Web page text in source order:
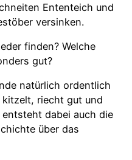
Ententeich und
versinken.
finden? Welche
gut?
natürlich ordentlich
kitzelt, riecht gut und
dabei auch die
über das